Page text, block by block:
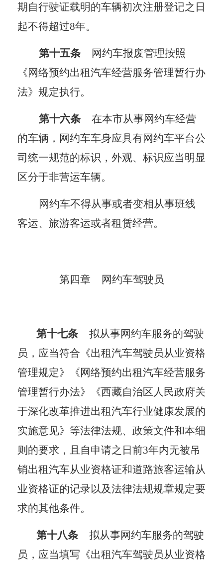
期自行驶证载明的车辆初次注册登记之日
起不得超过8年。
第十五条
网约车报废管理按照
《网络预约出租汽车经营服务管理暂行办
法》规定执行。
第十六条
在本市从事网约车经营
的车辆，网约车车身应具有网约车平台公
司统一规范的标识，外观、标识应当明显
区分于非营运车辆。
网约车不得从事或者变相从事班线
客运、旅游客运或者租赁经营。
第四章 网约车驾驶员
第十七条
拟从事网约车服务的驾驶
员，应当符合《出租汽车驾驶员从业资格
管理规定》《网络预约出租汽车经营服务
管理暂行办法》《西藏自治区人民政府关
于深化改革推进出租汽车行业健康发展的
实施意见》等法律法规、政策文件和本细
则的要求，且自申请之日前3年内无被吊
销出租汽车从业资格证和道路旅客运输从
业资格证的记录以及法律法规规章规定要
求的其他条件。
第十八条 拟从事网约车服务的驾驶
员 ，应当填写《出租汽车驾驶员从业资格